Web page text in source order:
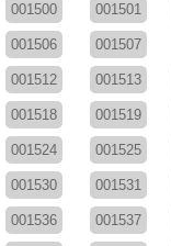
001500 001501
001506 001507
001512 001513
001518 001519
001524 001525
001530 001531
001536 001537